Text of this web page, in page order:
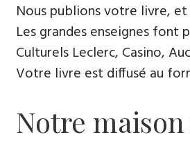
Nous publions votre livre,
Les grandes enseignes font
Culturels Leclerc, Casino,
Votre livre est diffusé au
Notre maison